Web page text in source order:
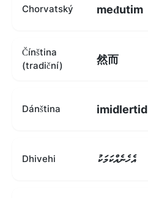
Chorvatský međutim
Čínština
(tradiční)
然而
Dánština imidlertid
Dhivehi އެހެނެއްކަމަކު